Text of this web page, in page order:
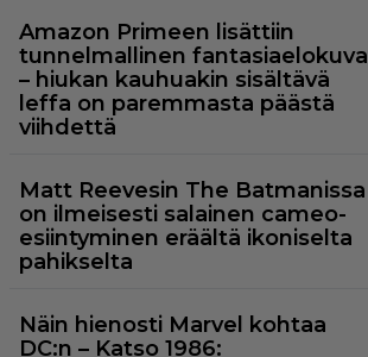
Amazon Primeen lisättiin
tunnelmallinen fantasiaelokuva
– hiukan kauhuakin sisältävä
leffa on paremmasta päästä
viihdettä
Matt Reevesin The Batmanissa
on ilmeisesti salainen cameo-
esiintyminen eräältä ikoniselta
pahikselta
Näin hienosti Marvel kohtaa
DC:n – Katso 1986: